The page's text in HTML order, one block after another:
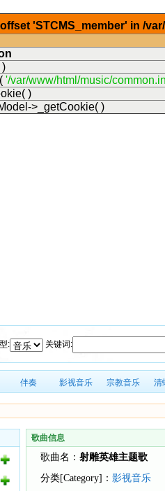
'STCMS_member' in /
)
'/var/www/html/music/
)
>_getCookie( )
: 关键词:
伴奏 影视音乐 宗教音乐 清
歌曲信息
歌曲名： 射雕英雄主题歌
分类[Category]： 影视音乐